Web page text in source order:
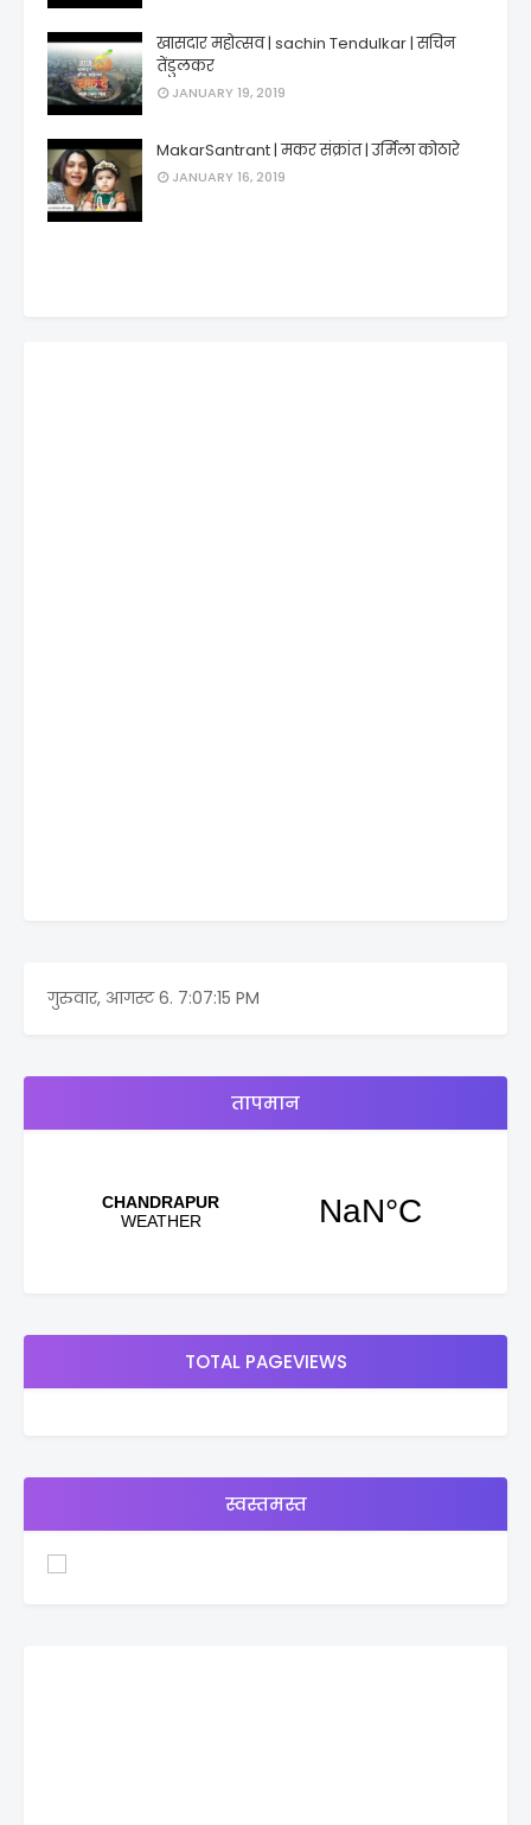
खासदार महोत्सव | sachin Tendulkar | सचिन
तेंडुलकर
JANUARY 19, 2019
MakarSantrant | मकर संक्रांत | उर्मिला कोठारे
JANUARY 16, 2019
गुरुवार, आगस्ट 6. 7:07:15 PM
तापमान
TOTAL PAGEVIEWS
स्वस्तमस्त